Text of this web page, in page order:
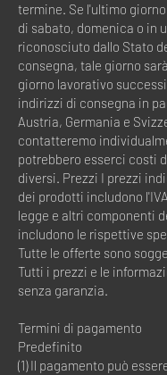
termine. Se l'ultimo
di sabato, domenica o in
riconosciuto dallo Stato
consegna, tale giorno
giorno lavorativo
indirizzi di consegna in
Austria, Germania e
contatteremo
potrebbero esserci costi
diversi. Prezzi I prezzi
dei prodotti includono
legge e altri componenti
includono le rispettive
Tutte le offerte sono
Tutti i prezzi e le
senza garanzia.
Termini di pagamento
Predefinito
(1) Il pagamento può